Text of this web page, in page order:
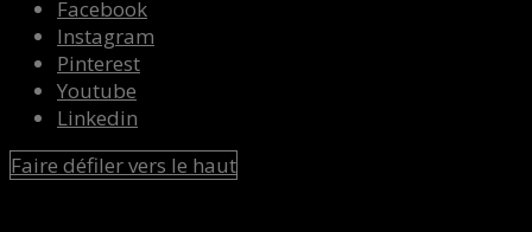
Facebook
Instagram
Pinterest
Youtube
Linkedin
Faire défiler vers le haut